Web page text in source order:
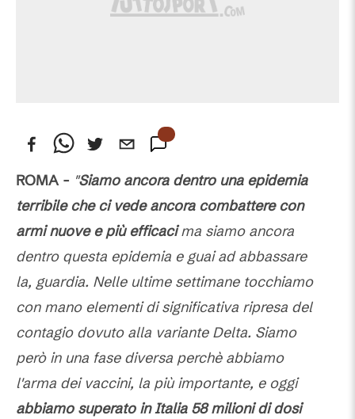
ROMA - "Siamo ancora dentro una epidemia
terribile che ci vede ancora combattere con
armi nuove e più efficacima siamo ancora
dentro questa epidemia e guai ad abbassare
la, guardia. Nelle ultime settimane tocchiamo
con mano elementi di significativa ripresa del
contagio dovuto alla variante Delta. Siamo
però in una fase diversa perchè abbiamo
l'arma dei vaccini, la più importante, e oggi
abbiamo superato in Italia 58 milioni di dosi